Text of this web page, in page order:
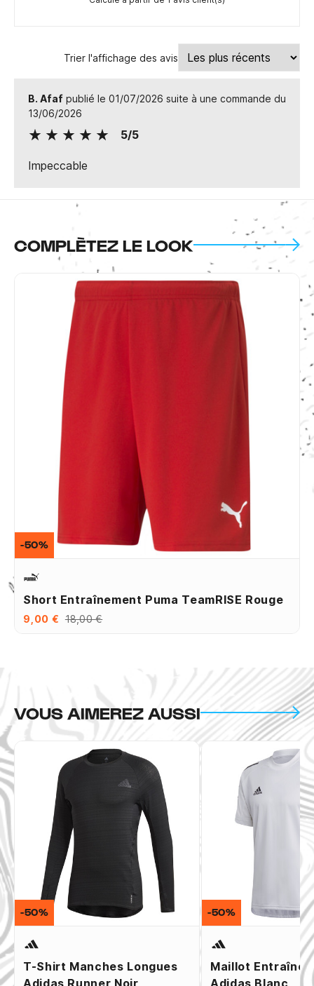
Trier l'affichage des avis
B. Afaf publié le 01/07/2026 suite à une commande du
13/06/2026
5/5
Impeccable
COMPLÈTEZ LE LOOK
Short Entraînement Puma TeamRISE Rouge
9,00 € 18,00 €
-50%
VOUS AIMEREZ AUSSI
T-Shirt Manches Longues
-50%
Maillot
-50%